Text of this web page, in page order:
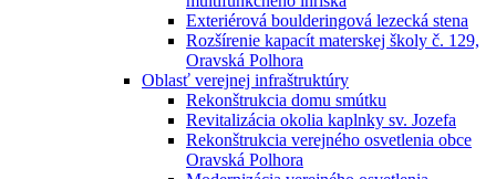
Exteriérová boulderingová lezecká stena
Rozšírenie kapacít materskej školy č. 129,
Oravská Polhora
Oblasť verejnej infraštruktúry
Rekonštrukcia domu smútku
Revitalizácia okolia kaplnky sv. Jozefa
Rekonštrukcia verejného osvetlenia obce
Oravská Polhora